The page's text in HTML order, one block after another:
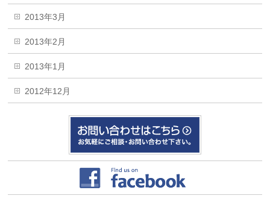
2013年3月
2013年2月
2013年1月
2012年12月